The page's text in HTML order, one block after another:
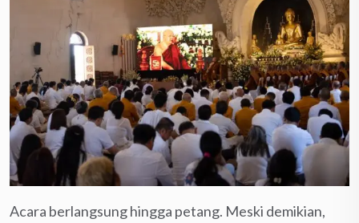
Acara berlangsung hingga petang. Meski demikian,